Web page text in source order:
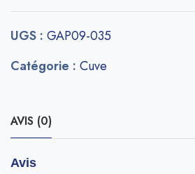
UGS : GAP09-035
Catégorie : Cuve
AVIS (0)
Avis